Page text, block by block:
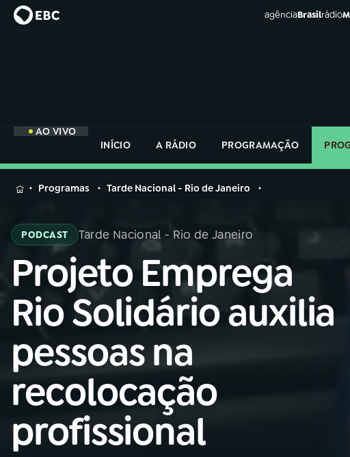
agênciaBrasilrádio
AO VIVO
INÍCIO
A RÁDIO PROGRAMAÇÃO
MENU
Buscar
na
Rádio
Nacional
AO VIVO
01 INÍCIO
02A RÁDIO
03 PROGRAMAÇÃO
na
Rádio
Nacional
Programas Tarde Nacional - Rio de Janeiro
PODCAST Tarde Nacional - Rio de Janeiro
Projeto Emprega
Rio Solidário auxilia
pessoas na
recolocação
profissional